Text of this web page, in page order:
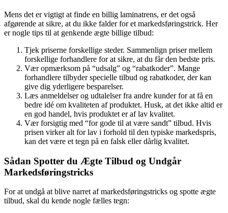
Mens det er vigtigt at finde en billig laminatrens, er det også
afgørende at sikre, at du ikke falder for et markedsføringstrick. Her
er nogle tips til at genkende ægte billige tilbud:
Tjek priserne forskellige steder. Sammenlign priser mellem
forskellige forhandlere for at sikre, at du får den bedste pris.
Vær opmærksom på “udsalg” og “rabatkoder”. Mange
forhandlere tilbyder specielle tilbud og rabatkoder, der kan
give dig yderligere besparelser.
Læs anmeldelser og udtalelser fra andre kunder for at få en
bedre idé om kvaliteten af produktet. Husk, at det ikke altid er
en god handel, hvis produktet er af lav kvalitet.
Vær forsigtig med “for gode til at være sandt” tilbud. Hvis
prisen virker alt for lav i forhold til den typiske markedspris,
kan det være et tegn på en falsk eller dårlig kvalitet.
Sådan Spotter du Ægte Tilbud og Undgår
Markedsføringstricks
For at undgå at blive narret af markedsføringstricks og spotte ægte
tilbud, skal du kende nogle fælles tegn: